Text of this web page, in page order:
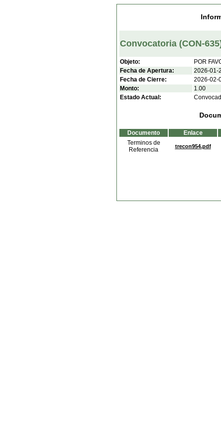
Convocatoria (CON-
Objeto:
POR
Fecha de Apertura:
2026-01-
Fecha de Cierre:
2026-02-
Monto:
1.00
Estado Actual:
Documento
Enlace
Terminos de
Referencia
trecon954.pdf